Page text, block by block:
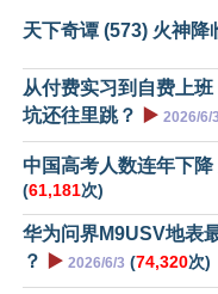
天下奇谭 (573) 火神降
从付费实习到自费上
坑还往里跳？
▶️ 2026/6/3
中国高考人数连年下
(61,181次)
华为问界M9USV地表
？
▶️ 2026/6/3 (74,320次)